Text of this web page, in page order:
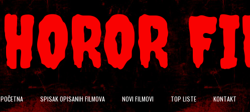
HOROR
POČETNA SPISAK OPISANIH FILMOVA NOVI FILMOVI TOP LISTE KONTAKT